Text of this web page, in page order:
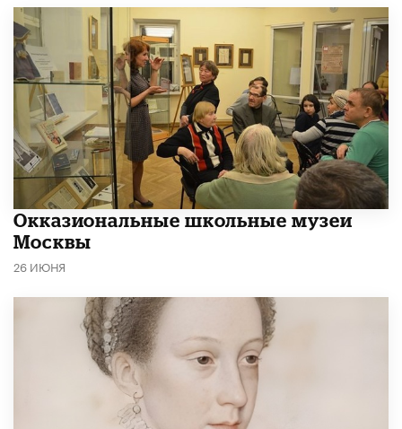
​Окказиональные школьные музеи
Москвы
26 ИЮНЯ